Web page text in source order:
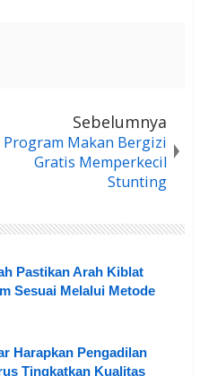
Sebelumnya
Program Makan Bergizi
Gratis Memperkecil
Stunting
Pastikan Arah Kiblat
Sesuai Melalui Metode
Harapkan Pengadilan
Tingkatkan Kualitas